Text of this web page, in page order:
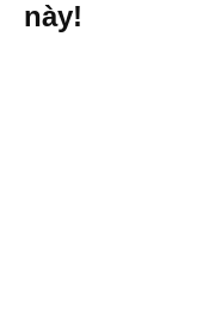
này!